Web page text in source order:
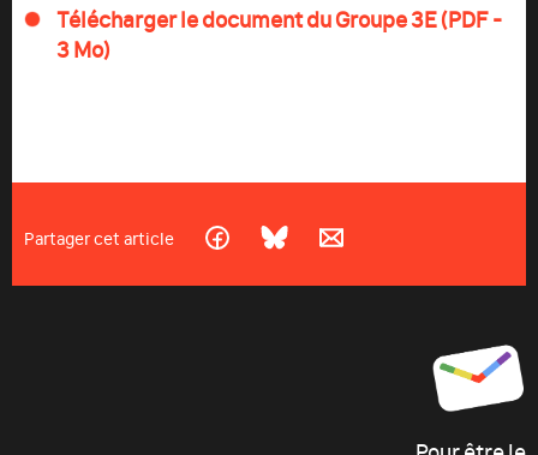
Télécharger le document du Groupe 3E (PDF -
3 Mo)
Partager cet article